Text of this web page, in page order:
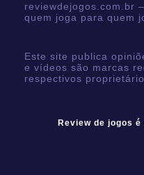
reviewdejogos.com.br
quem joga para quem
Este site publica
e vídeos são marcas
respectivos
Review de jogos